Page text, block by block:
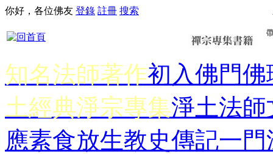
你好，各位佛友 登錄 註冊 搜索
知名法師著作初入佛門佛
土經典淨宗專集淨土法師
應素食放生教史傳記一門